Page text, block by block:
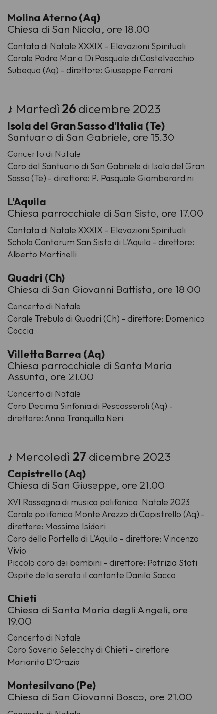
Molina Aterno (Aq)
Chiesa di San Nicola, ore 18.00
Cantata di Natale XXXIX - Elevazioni Spirituali
Corale Padre Mario Di Pasquale di Castelvecchio
Subequo (Aq) - direttore: Giuseppe Ferroni
♪ Martedì 26 dicembre 2023
Isola del Gran Sasso d'Italia (Te)
Santuario di San Gabriele, ore 15.30
Concerto di Natale
Coro del Santuario di San Gabriele di Isola del Gran
Sasso (Te) - direttore: P. Pasquale Giamberardini
L'Aquila
Chiesa parrocchiale di San Sisto, ore 17.00
Cantata di Natale XXXIX - Elevazioni Spirituali
Schola Cantorum San Sisto di L'Aquila - direttore:
Alberto Martinelli
Quadri (Ch)
Chiesa di San Giovanni Battista, ore 18.00
Concerto di Natale
Corale Trebula di Quadri (Ch) - direttore: Domenico
Coccia
Villetta Barrea (Aq)
Chiesa parrocchiale di Santa Maria
Assunta, ore 21.00
Concerto di Natale
Coro Decima Sinfonia di Pescasseroli (Aq) -
direttore: Anna Tranquilla Neri
♪ Mercoledì 27 dicembre 2023
Capistrello (Aq)
Chiesa di San Giuseppe, ore 21.00
XVI Rassegna di musica polifonica, Natale 2023
Corale polifonica Monte Arezzo di Capistrello (Aq) -
direttore: Massimo Isidori
Coro della Portella di L'Aquila - direttore: Vincenzo
Vivio
Piccolo coro dei bambini - direttore: Patrizia Stati
Ospite della serata il cantante Danilo Sacco
Chieti
Chiesa di Santa Maria degli Angeli, ore
19.00
Concerto di Natale
Coro Saverio Selecchy di Chieti - direttore:
Mariarita D'Orazio
Montesilvano (Pe)
Chiesa di San Giovanni Bosco, ore 21.00